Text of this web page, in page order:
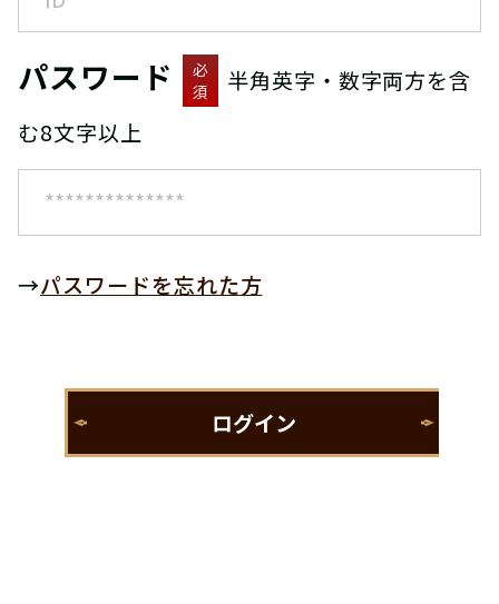
パスワード
必
須
半角英字・数字両方を含
む8文字以上
→パスワードを忘れた方